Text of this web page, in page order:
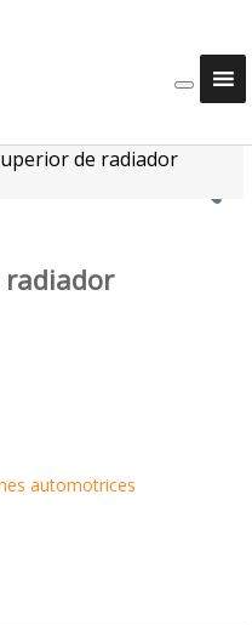
de radiador
automotrices